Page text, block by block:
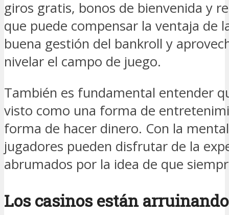
giros gratis, bonos de bienvenida y
que puede compensar la ventaja de
buena gestión del bankroll y
nivelar el campo de juego.
También es fundamental entender
visto como una forma de
forma de hacer dinero. Con la
jugadores pueden disfrutar de la
abrumados por la idea de que
Los casinos están